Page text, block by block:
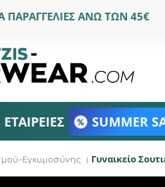
ΠΑΡΑΓΓΕΛΙΕΣ ΑΝΩ ΤΩΝ 45€
ΕΤΑΙΡΕΙΕΣ SUMMER
Εγκυμοσύνης Γυναικείο